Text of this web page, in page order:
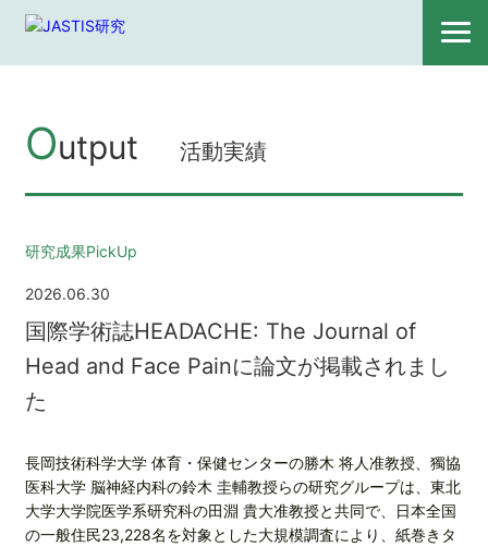
Output 活動実績
研究成果PickUp
2026.06.30
国際学術誌HEADACHE: The Journal of
Head and Face Painに論文が掲載されまし
た
長岡技術科学大学 体育・保健センターの勝木 将人准教授、獨協
医科大学 脳神経内科の鈴木 圭輔教授らの研究グループは、東北
大学大学院医学系研究科の田淵 貴大准教授と共同で、日本全国
の一般住民23,228名を対象とした大規模調査により、紙巻きタ